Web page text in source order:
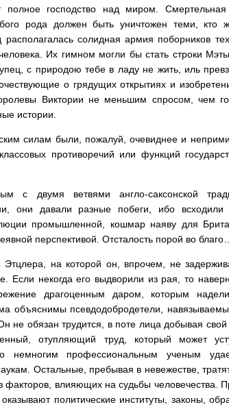
полное господство над миром.
рода должен быть уничтожен теми, кто
солидная армия поборников
Их гимном могли бы стать строки
с природою тебе в ладу не жить, иль
о грядущих открытиях и
Виктории не меньшим спросом, чем
истории.
силам были, пожалуй, очевиднее и
противоречий или функций
с двумя ветвями англо-саксонской
они давали разные побеги, ибо всходили
промышленной, кошмар наяву для
перспективой. Отсталость порой во благо…
Этцлера, на которой он, впрочем, не
Если некогда его выдворили из рая, то
драгоценным даром, которым
объяснимы псевдодобродетели,
не обязан трудится, в поте лица добывая
отупляющий труд, который может
немногим профессиональным ученым
Остальные, пребывая в невежестве,
факторов, влияющих на судьбы человечества.
политические институты, законы,